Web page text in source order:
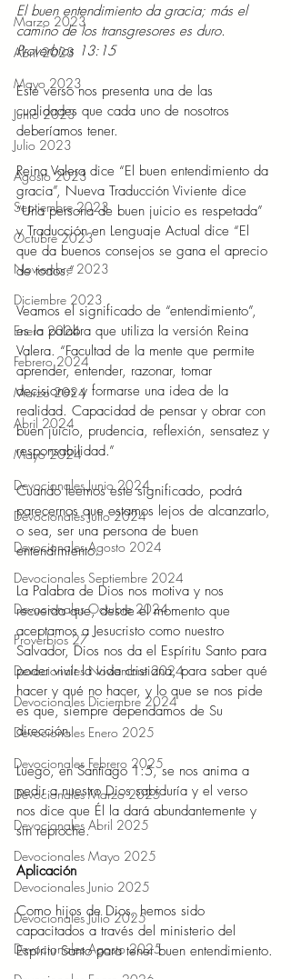
Marzo 2023
Abril 2023
Mayo 2023
Junio 2023
Julio 2023
Agosto 2023
Septiembre 2023
Octubre 2023
Noviembre 2023
Diciembre 2023
Enero 2024
Febrero 2024
Marzo 2024
Abril 2024
Mayo 2024
Devocionales Junio 2024
Devocionales Julio 2024
Devocionales Agosto 2024
Devocionales Septiembre 2024
Devocionales Octubre 2024
Proverbios 27
Devocionales Noviembre 2024
Devocionales Diciembre 2024
Devocionales Enero 2025
Devocionales Febrero 2025
Devocionales Marzo 2025
Devocionales Abril 2025
Devocionales Mayo 2025
Devocionales Junio 2025
Devocionales Julio 2025
Devocionales Agosto 2025
El buen entendimiento da gracia; más el
camino de los transgresores es duro.
Proverbios 13:15
Este verso nos presenta una de las
cualidades que cada uno de nosotros
deberíamos tener.
Reina Valera dice “El buen entendimiento da
gracia”, Nueva Traducción Viviente dice
“Una persona de buen juicio es respetada”
y Traducción en Lenguaje Actual dice “El
que da buenos consejos se gana el aprecio
de todos.”
Veamos el significado de “entendimiento”,
es la palabra que utiliza la versión Reina
Valera. “Facultad de la mente que permite
aprender, entender, razonar, tomar
decisiones y formarse una idea de la
realidad. Capacidad de pensar y obrar con
buen juicio, prudencia, reflexión, sensatez y
responsabilidad.”
Cuando leemos este significado, podrá
parecernos que estamos lejos de alcanzarlo,
o sea, ser una persona de buen
entendimiento.
La Palabra de Dios nos motiva y nos
recuerda que, desde el momento que
aceptamos a Jesucristo como nuestro
Salvador, Dios nos da el Espíritu Santo para
poder vivir la vida cristiana, para saber qué
hacer y qué no hacer, y lo que se nos pide
es que, siempre dependamos de Su
dirección.
Luego, en Santiago 1:5, se nos anima a
pedir a nuestro Dios sabiduría y el verso
nos dice que Él la dará abundantemente y
sin reproche.
Aplicación
Como hijos de Dios, hemos sido
capacitados a través del ministerio del
Espíritu Santo para tener buen entendimiento.